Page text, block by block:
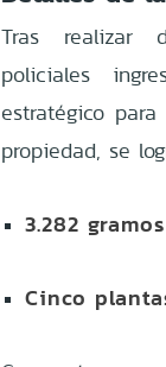
Tras realizar
policiales
estratégico
propiedad, se
3.282
Cinco